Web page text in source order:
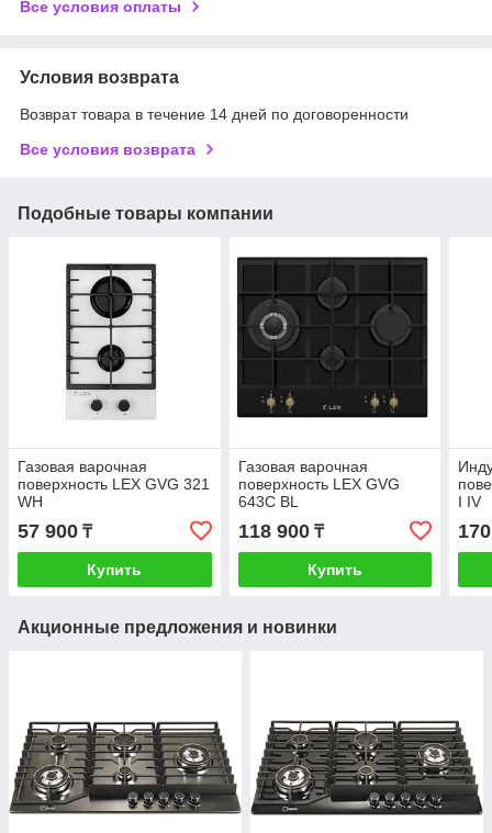
Все условия оплаты
Условия возврата
Возврат товара в течение 14 дней по договоренности
Все условия возврата
Подобные товары компании
Газовая варочная
поверхность LEX GVG 321
WH
57 900 ₸
Купить
Газовая варочная
поверхность LEX GVG
643C BL
118 900₸
Купить
I IV
Акционные предложения и новинки